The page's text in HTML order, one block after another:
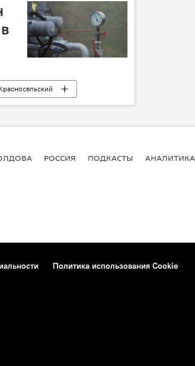
РОССИЯ ПОДКАСТЫ АНАЛИТИКА
Политика использования Cookie